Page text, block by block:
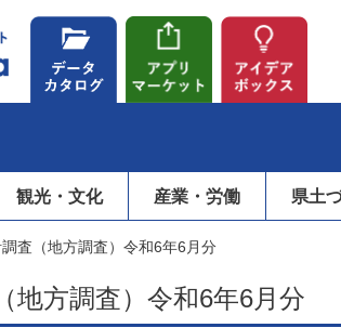
観光・文化 産業・労働 県土
査（地方調査）令和6年6月分
地方調査）令和6年6月分